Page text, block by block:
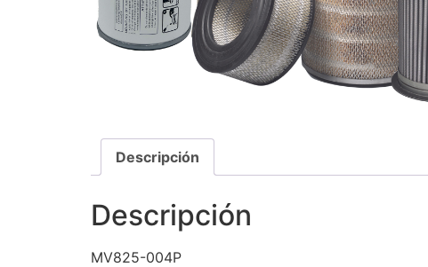
Descripción
Descripción
MV825-004P